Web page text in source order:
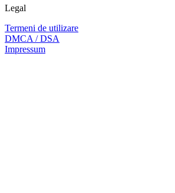
Legal
Termeni de utilizare
DMCA / DSA
Impressum